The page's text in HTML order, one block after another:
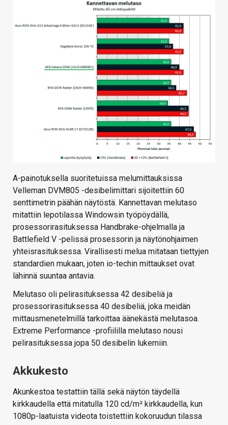
A-painotuksella suoritetuissa melumittauksissa
Velleman DVM805 -desibelimittari sijoitettiin 60
senttimetrin päähän näytöstä. Kannettavan melutaso
mitattiin lepotilassa Windowsin työpöydällä,
prosessorirasituksessa Handbrake-ohjelmalla ja
Battlefield V -pelissä prosessorin ja näytönohjaimen
yhteisrasituksessa. Virallisesti melua mitataan tiettyjen
standardien mukaan, joten io-techin mittaukset ovat
lähinnä suuntaa antavia.
Melutaso oli pelirasituksessa 42 desibeliä ja
prosessorirasituksessa 40 desibeliä, joka meidän
mittausmenetelmillä tarkoittaa äänekästä melutasoa.
Extreme Performance -profiililla melutaso nousi
pelirasituksessa jopa 50 desibelin lukemiin.
Akkukesto
Akunkestoa testattiin tällä sekä näytön täydellä
kirkkaudella että mitatulla 120 cd/m² kirkkaudella, kun
1080p-laatuista videota toistettiin kokoruudun tilassa